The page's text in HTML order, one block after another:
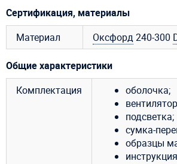
Сертификация, материалы
Материал
Оксфорд240-300
Общие характеристики
Комплектация
оболочка;
подсветка;
сумка-
образцы